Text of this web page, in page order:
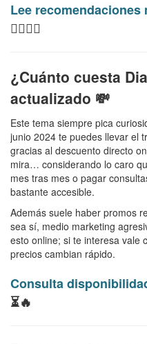
Lee
👨🏻‍⚕️✨
¿Cuánto cuesta
actualizado 💸
Este tema siempre pica
junio 2024 te puedes llevar el
gracias al descuento directo
mira… considerando lo caro
mes tras mes o pagar
bastante accesible.
Además suele haber promos
sea sí, medio marketing
esto online; si te interesa vale
precios cambian rápido.
Consulta
⏳🔥